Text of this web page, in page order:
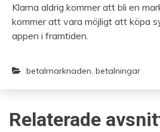
Klarna aldrig kommer att bli en
kommer att vara möjligt att köpa
appen i framtiden.
betalmarknaden, betalningar
Relaterade